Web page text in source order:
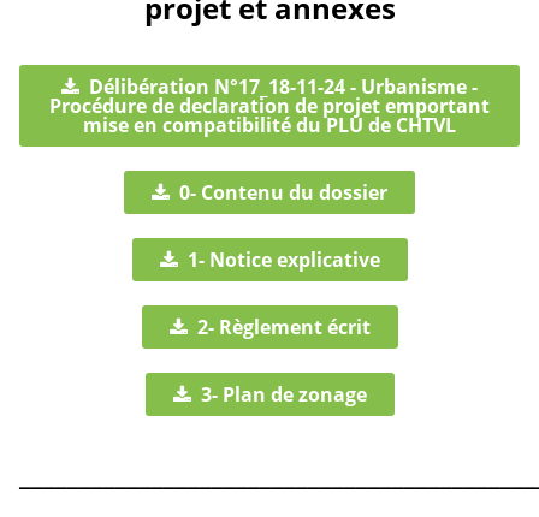
Délibération N°17_18-11-24 - Urbanisme -
Procédure de declaration de projet emportant
mise en compatibilité du PLU de CHTVL
0- Contenu du dossier
1- Notice explicative
2- Règlement écrit
3- Plan de zonage